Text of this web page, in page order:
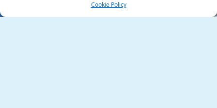
Cookie Policy
Tata Város Önkormányzata